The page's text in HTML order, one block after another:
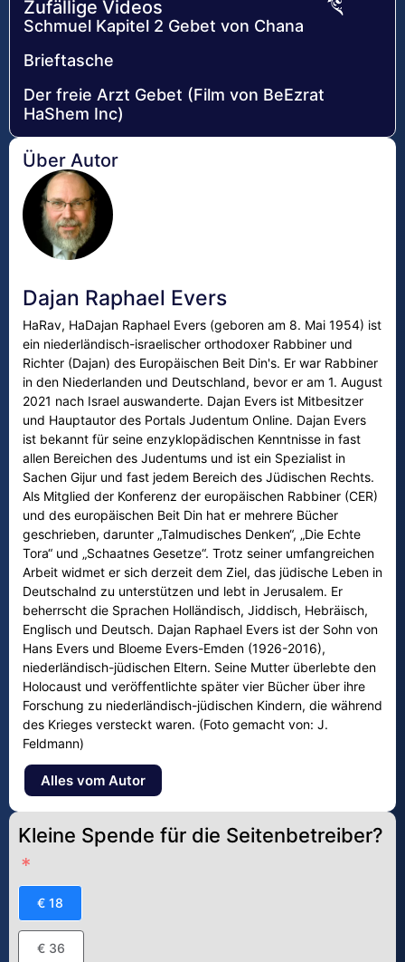
Zufällige Videos
Schmuel Kapitel 2 Gebet von Chana
Brieftasche
Der freie Arzt Gebet (Film von BeEzrat
HaShem Inc)
Über Autor
Dajan Raphael Evers
HaRav, HaDajan Raphael Evers (geboren am 8. Mai 1954) ist
ein niederländisch-israelischer orthodoxer Rabbiner und
Richter (Dajan) des Europäischen Beit Din's. Er war Rabbiner
in den Niederlanden und Deutschland, bevor er am 1. August
2021 nach Israel auswanderte. Dajan Evers ist Mitbesitzer
und Hauptautor des Portals Judentum Online. Dajan Evers
ist bekannt für seine enzyklopädischen Kenntnisse in fast
allen Bereichen des Judentums und ist ein Spezialist in
Sachen Gijur und fast jedem Bereich des Jüdischen Rechts.
Als Mitglied der Konferenz der europäischen Rabbiner (CER)
und des europäischen Beit Din hat er mehrere Bücher
geschrieben, darunter „Talmudisches Denken“, „Die Echte
Tora“ und „Schaatnes Gesetze“. Trotz seiner umfangreichen
Arbeit widmet er sich derzeit dem Ziel, das jüdische Leben in
Deutschalnd zu unterstützen und lebt in Jerusalem. Er
beherrscht die Sprachen Holländisch, Jiddisch, Hebräisch,
Englisch und Deutsch. Dajan Raphael Evers ist der Sohn von
Hans Evers und Bloeme Evers-Emden (1926-2016),
niederländisch-jüdischen Eltern. Seine Mutter überlebte den
Holocaust und veröffentlichte später vier Bücher über ihre
Forschung zu niederländisch-jüdischen Kindern, die während
des Krieges versteckt waren. (Foto gemacht von: J.
Feldmann)
Alles vom Autor
Kleine Spende für die Seitenbetreiber?
€ 18
€ 36